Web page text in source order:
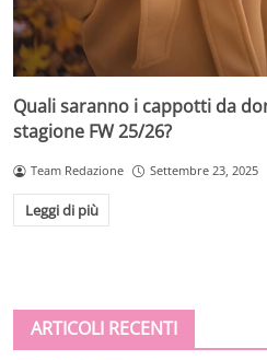
Quali saranno i cappotti da
stagione FW 25/26?
Team Redazione Settembre 23, 2025
Leggi di più
ARTICOLI RECENTI